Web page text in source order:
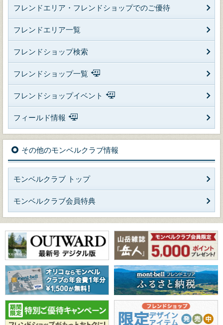
フレンドエリア・フレンドショップでのご優待
フレンドエリア一覧
フレンドショップ検索
フレンドショップ一覧
フレンドショップイベント
フィールド情報
その他のモンベルクラブ情報
モンベルクラブ トップ
モンベルクラブ会員特典